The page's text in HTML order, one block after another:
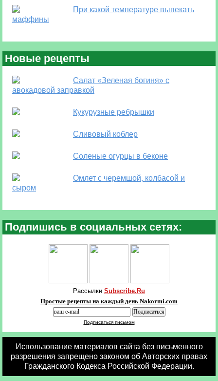
При какой температуре выпекать
маффины
Новые рецепты
Салат «Зеленая богиня» с
авокадовой заправкой
Кукурузные ребрышки
Сливовый коблер
Соленые огурцы в беконе
Омлет с черемшой, колбасой и
сыром
Подпишись в социальных сетях:
Рассылки Subscribe.Ru
Простые рецепты на каждый день Nakormi.com
Подписаться письмом
Использование материалов сайта без письменного
разрешения запрещено законом об Авторских правах
Гражданского Кодекса Российской Федерации.